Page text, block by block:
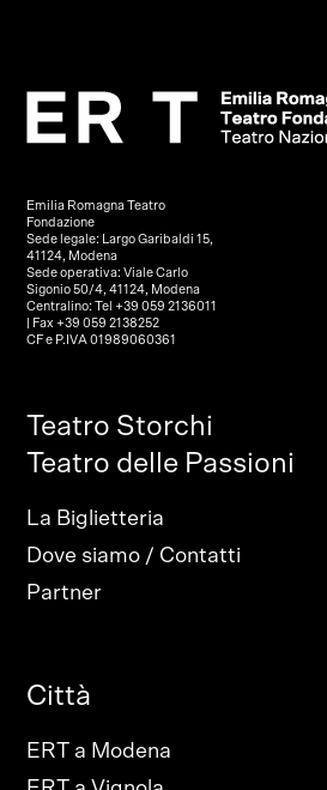
Emilia Romagna Teatro
Fondazione
Sede legale: Largo Garibaldi 15,
41124, Modena
Sede operativa: Viale Carlo
Sigonio 50/4, 41124, Modena
Centralino: Tel +39 059 2136011
| Fax +39 059 2138252
CF e P.IVA 01989060361
Teatro Storchi
Teatro delle Passioni
La Biglietteria
Dove siamo / Contatti
Partner
Città
ERT a Modena